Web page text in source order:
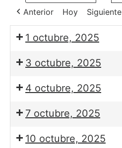
Anterior
Hoy Siguiente
1 octubre, 2025
3 octubre, 2025
4 octubre, 2025
7 octubre, 2025
10 octubre, 2025